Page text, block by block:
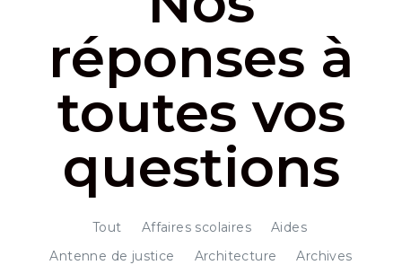
réponses à
toutes vos
questions
Tout Affaires scolaires
Aides
Antenne de justice
Architecture
Archives